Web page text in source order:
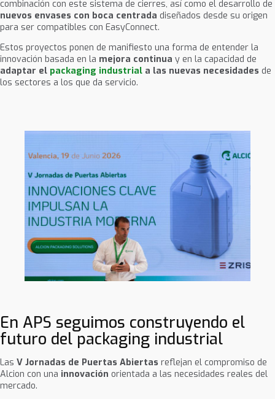
combinación con este sistema de cierres, así como el desarrollo de
nuevos envases con boca centrada diseñados desde su origen
para ser compatibles con EasyConnect.
Estos proyectos ponen de manifiesto una forma de entender la
innovación basada en la mejora continua y en la capacidad de
adaptar el packaging industrial a las nuevas necesidades de
los sectores a los que da servicio.
En APS seguimos construyendo el
futuro del packaging industrial
Las V Jornadas de Puertas Abiertas reflejan el compromiso de
Alcion con una innovación orientada a las necesidades reales del
mercado.